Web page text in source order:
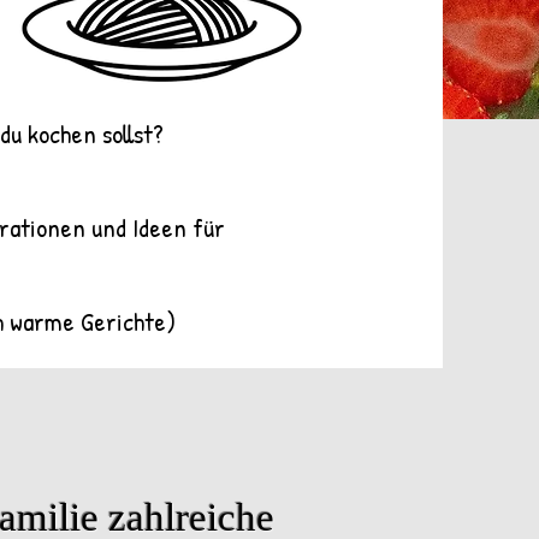
kochen sollst?
und Ideen für
Gerichte)
zahlreiche